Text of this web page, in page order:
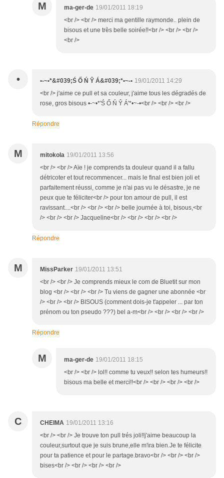
M ma-ger-de 19/01/2011 18:19
<br /> <br /> merci ma gentille raymonde.. plein de
bisous et une très belle soirée!!<br /> <br /> <br />
<br />
• •-~•*&#039;Ś Ő Ń Ŷ Á&#039;*•~-• 19/01/2011 14:29
<br /> j'aime ce pull et sa couleur, j'aime tous les dégradés de
rose, gros bisous •-~•*'Ś Ő Ń Ŷ Á'*•~-•<br /> <br /> <br />
Répondre
M mitokola 19/01/2011 13:56
<br /> <br /> Aïe ! je comprends ta douleur quand il a fallu
détricoter et tout recommencer... mais le final est bien joli et
parfaitement réussi, comme je n'ai pas vu le désastre, je ne
peux que te féliciter<br /> pour ton amour de pull, il est
ravissant....<br /> <br /> <br /> belle journée à toi, bisous,<br
/> <br /> <br /> Jacqueline<br /> <br /> <br /> <br />
Répondre
M MissParker 19/01/2011 13:51
<br /> <br /> Je comprends mieux le com de Bluetit sur mon
blog <br /> <br /> <br /> Tu viens de gagner une abonnée <br
/> <br /> <br /> BISOUS (comment dois-je t'appeler ... par ton
prénom ou ton pseudo ???) bel a-m<br /> <br /> <br /> <br />
Répondre
M ma-ger-de 19/01/2011 18:15
<br /> <br /> lol!! comme tu veux!! selon tes humeurs!!
bisous ma belle et merci!!<br /> <br /> <br /> <br />
C CHEIMA 19/01/2011 13:16
<br /> <br /> Je trouve ton pull trés joli!!j'aime beaucoup la
couleur,surtout que je suis brune,elle m'ira bien.Je te félicite
pour ta patience et pour le partage.bravo<br /> <br /> <br />
bises<br /> <br /> <br /> <br />